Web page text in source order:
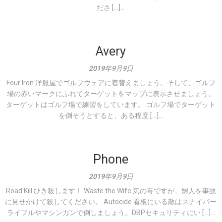
ださ […]...
Avery
2019年9月9日
Four Iron 洋服屋でゴルフウェアに着替えましょう。そして、ゴルフ
場の赤いマークにふれてターゲットをマップに表示させましょう。
ターゲットはゴルフ場で練習をしています。 ゴルフ場でターゲット
を倒そうとすると、ある程度 […]...
Phone
2019年9月9日
Road Kill ひき殺します！ Waste the Wife 気の毒ですが、婦人を事故
に見せかけて殺してください。 Autocide 看板にいる敵はスナイパー
ライフルやマシンガンで倒しましょう。DBPセキュリティにい […]...